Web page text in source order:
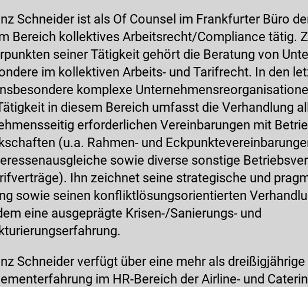
Schneider ist als Of Counsel im Frankfurter Büro
Bereich kollektives Arbeitsrecht/Compliance tätig.
seiner Tätigkeit gehört die Beratung von
im kollektiven Arbeits- und Tarifrecht. In den
komplexe
in diesem Bereich umfasst die Verhandlung
erforderlichen Vereinbarungen mit
(u.a. Rahmen- und
sowie diverse sonstige
Ihn zeichnet seine strategische und
sowie seinen konfliktlösungsorientierten
eine ausgeprägte Krisen-/Sanierungs- und
Schneider verfügt über eine mehr als dreißigjährige
im HR-Bereich der Airline- und